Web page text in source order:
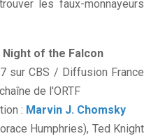
les faux-monnayeurs
Night of the Falcon
sur CBS / Diffusion France
de l'ORTF
: Marvin J. Chomsky
Humphries), Ted Knight